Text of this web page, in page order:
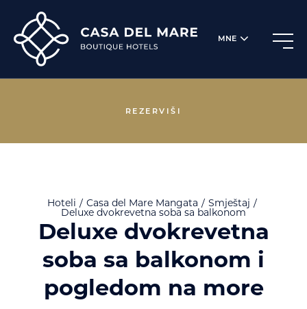
MNE
REZERVIŠI
Hoteli Casa del Mare Mangata Smještaj
Deluxe dvokrevetna soba sa balkonom
Deluxe dvokrevetna
soba sa balkonom i
pogledom na more